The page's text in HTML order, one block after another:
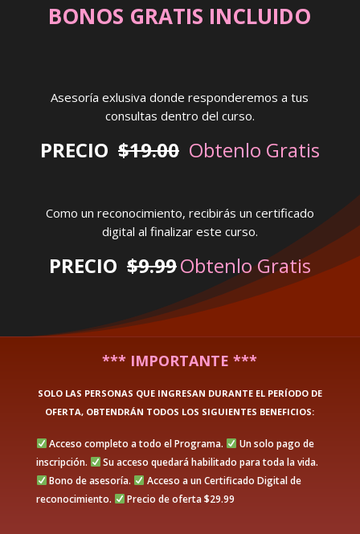
BONOS GRATIS INCLUIDO
Asesoría exlusiva donde responderemos a tus
consultas dentro del curso.
PRECIO $19.00 Obtenlo Gratis
Como un reconocimiento, recibirás un certificado
digital al finalizar este curso.
PRECIO $9.99Obtenlo Gratis
*** IMPORTANTE ***
SOLO LAS PERSONAS QUE INGRESAN DURANTE EL PERÍODO DE
OFERTA, OBTENDRÁN TODOS LOS SIGUIENTES BENEFICIOS:
Acceso completo a todo el Programa.
Un solo pago de
inscripción.
Su acceso quedará habilitado para toda la vida.
Bono de asesoría.
Acceso a un Certificado Digital de
reconocimiento.
Precio de oferta $29.99